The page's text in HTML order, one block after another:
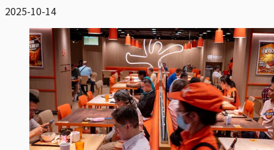
2025-10-14